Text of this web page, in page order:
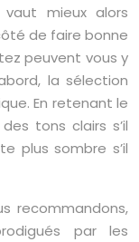
vaut mieux alors
de faire bonne
peuvent vous y
la sélection
En retenant le
tons clairs s’il
plus sombre s’il
recommandons,
par les